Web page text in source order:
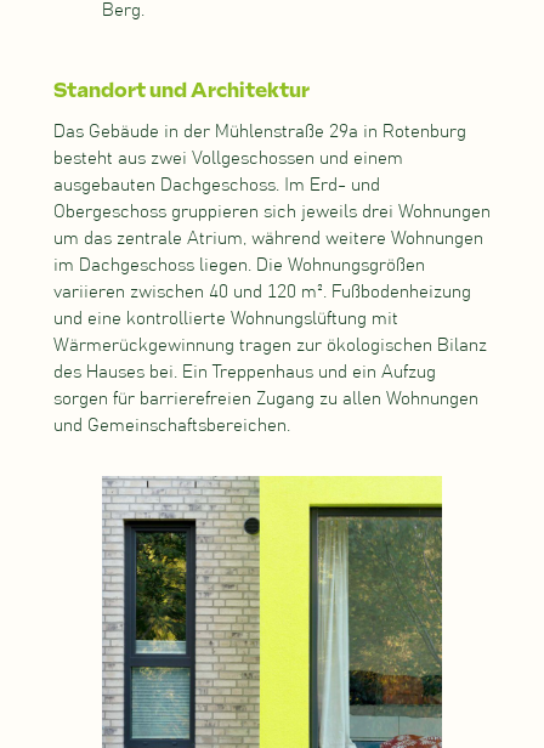
Berg.
Standort und Architektur
Das Gebäude in der Mühlenstraße 29a in Rotenburg
besteht aus zwei Vollgeschossen und einem
ausgebauten Dachgeschoss. Im Erd- und
Obergeschoss gruppieren sich jeweils drei Wohnungen
um das zentrale Atrium, während weitere Wohnungen
im Dachgeschoss liegen. Die Wohnungsgrößen
variieren zwischen 40 und 120 m². Fußbodenheizung
und eine kontrollierte Wohnungslüftung mit
Wärmerückgewinnung tragen zur ökologischen Bilanz
des Hauses bei. Ein Treppenhaus und ein Aufzug
sorgen für barrierefreien Zugang zu allen Wohnungen
und Gemeinschaftsbereichen.